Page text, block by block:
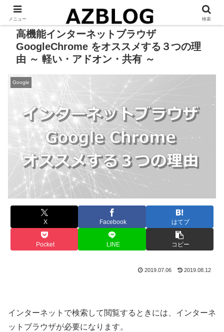
高機能インターネットブラウザ
GoogleChrome をオススメする３つの理
由 ～ 軽い・アドオン・共有 ～
Google
X Facebook はてブ
Pocket LINE コピー
2019.07.06 2019.08.12
インターネットで検索して閲覧するときには、インターネ
ットブラウザが必要になります。
メニュー 検索